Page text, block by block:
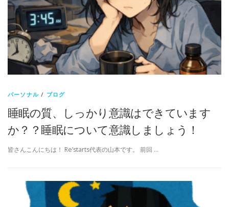
パーソナル / ブログ
睡眠の質、しっかり意識はできています
か？？睡眠について意識しましょう！
皆さんこんにちは！ Re’starts代表の山本です。 前回 …